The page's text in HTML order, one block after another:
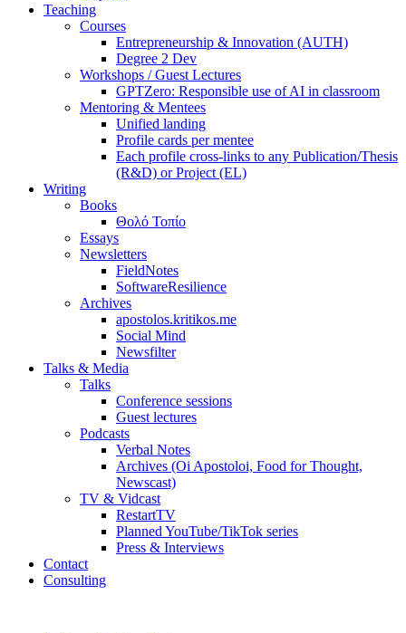
Teaching
Courses
Entrepreneurship & Innovation (AUTH)
Degree 2 Dev
Workshops / Guest Lectures
GPTZero: Responsible use of AI in classroom
Mentoring & Mentees
Unified landing
Profile cards per mentee
Each profile cross-links to any Publication/Thesis
(R&D) or Project (EL)
Writing
Books
Θολό Τοπίο
Essays
Newsletters
FieldNotes
SoftwareResilience
Archives
apostolos.kritikos.me
Social Mind
Newsfilter
Talks & Media
Talks
Conference sessions
Guest lectures
Podcasts
Verbal Notes
Archives (Oi Apostoloi, Food for Thought,
Newscast)
TV & Vidcast
RestartTV
Planned YouTube/TikTok series
Press & Interviews
Contact
Consulting